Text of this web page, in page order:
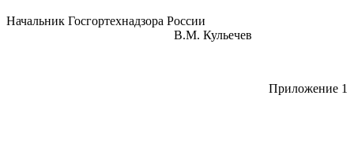
Начальник Госгортехнадзора России
В.М. Кульечев
Приложение 1